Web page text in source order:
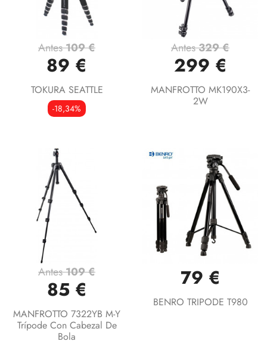
Antes109 €
89 €
TOKURA SEATTLE
-18,34%
Antes329 €
299 €
MANFROTTO MK190X3-
2W
Antes109 €
85 €
MANFROTTO 7322YB M-Y
Trípode Con Cabezal De
Bola
79 €
BENRO TRIPODE T980